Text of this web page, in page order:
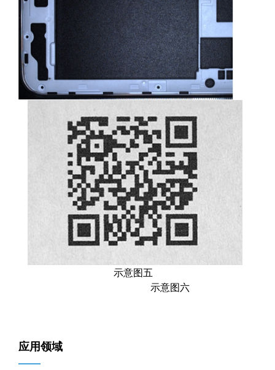
示意图五
示意图六
应用领域
——